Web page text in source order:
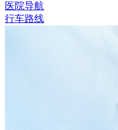
医院导航
行车路线